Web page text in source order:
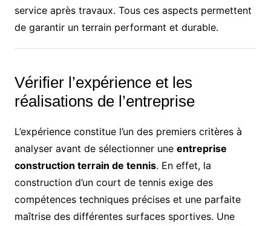
service après travaux. Tous ces aspects permettent
de garantir un terrain performant et durable.
Vérifier l’expérience et les
réalisations de l’entreprise
L’expérience constitue l’un des premiers critères à
analyser avant de sélectionner une entreprise
construction terrain de tennis. En effet, la
construction d’un court de tennis exige des
compétences techniques précises et une parfaite
maîtrise des différentes surfaces sportives. Une